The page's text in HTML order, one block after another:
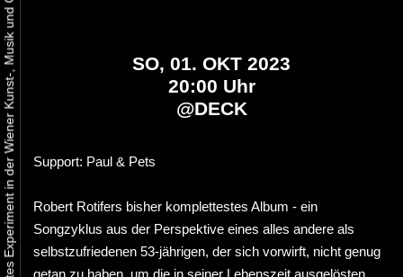
SO, 01. OKT 2023
20:00 Uhr
@DECK
Support: Paul & Pets
Robert Rotifers bisher komplettestes Album - ein
Songzyklus aus der Perspektive eines alles andere als
selbstzufriedenen 53-jährigen, der sich vorwirft, nicht genug
getan zu haben, um die in seiner Lebenszeit ausgelösten